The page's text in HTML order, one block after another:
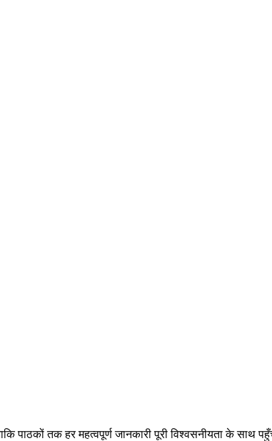
पाठकों तक हर महत्वपूर्ण जानकारी पूरी विश्वसनीयता के साथ